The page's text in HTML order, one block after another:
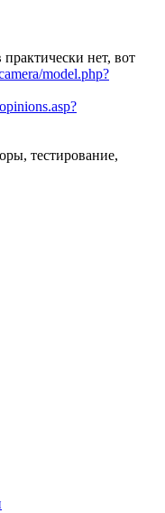
нет, вот
model.php?
тестирование,